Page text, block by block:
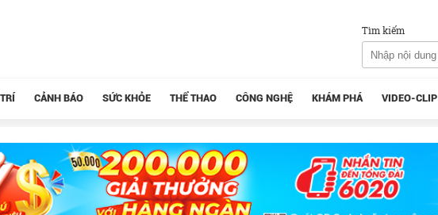
Tìm kiếm
CẢNH BÁO SỨC KHỎE THỂ THAO CÔNG NGHỆ KHÁM PHÁ VIDEO-CLIP